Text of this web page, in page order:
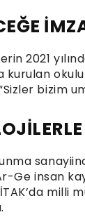
2021
kurulan
bizim
insan